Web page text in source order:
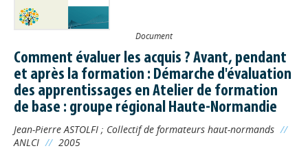
Document
Comment évaluer les acquis ? Avant, pendant
et après la formation : Démarche d'évaluation
des apprentissages en Atelier de formation
de base : groupe régional Haute-Normandie
Jean-Pierre ASTOLFI ; Collectif de formateurs haut-normands //
ANLCI // 2005